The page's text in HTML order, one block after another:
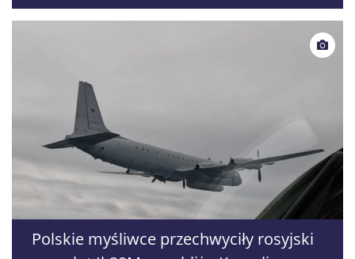
umowę na dwie inwestycje
Polskie myśliwce przechwyciły rosyjski